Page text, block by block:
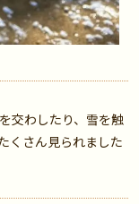
交わしたり、雪を触
くさん見られました